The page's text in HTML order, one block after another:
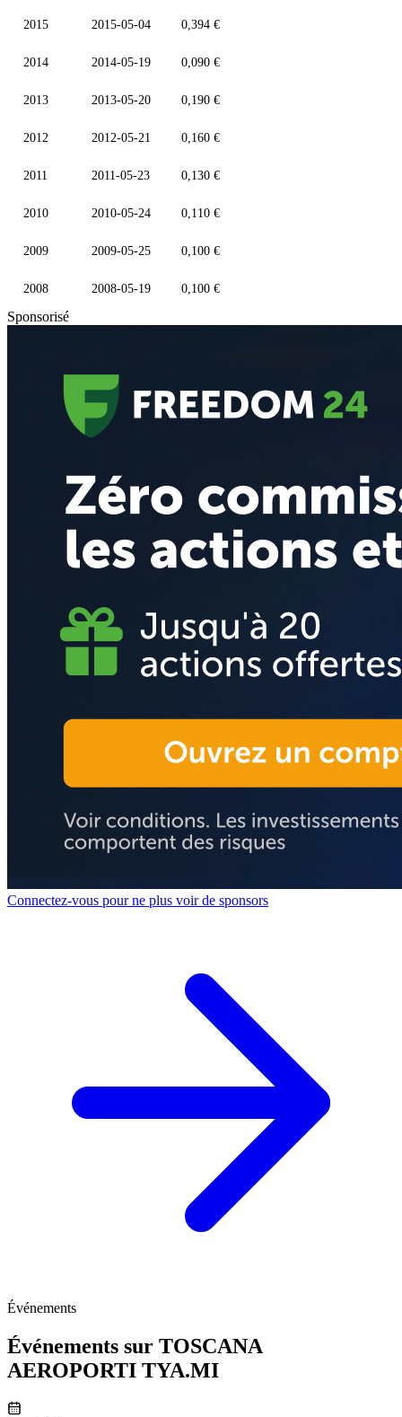
2015 2015-05-04 0,394 €
2014 2014-05-19 0,090 €
2013 2013-05-20 0,190 €
2012 2012-05-21 0,160 €
2011 2011-05-23 0,130 €
2010 2010-05-24 0,110 €
2009 2009-05-25 0,100 €
2008 2008-05-19 0,100 €
Sponsorisé
Connectez-vous pour ne plus voir de sponsors
Événements
Événements sur TOSCANA
AEROPORTI TYA.MI